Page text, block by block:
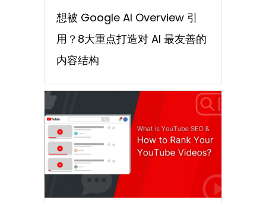
想被 Google AI Overview 引
用？8大重点打造对 AI 最友善的
内容结构